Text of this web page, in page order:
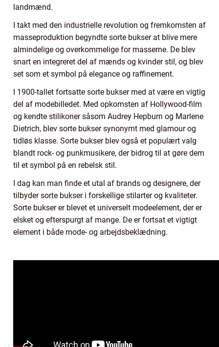
landmænd.
I takt med den industrielle revolution og fremkomsten af
masseproduktion begyndte sorte bukser at blive mere
almindelige og overkommelige for masserne. De blev
snart en integreret del af mænds og kvinder stil, og blev
set som et symbol på elegance og raffinement.
I 1900-tallet fortsatte sorte bukser med at være en vigtig
del af modebilledet. Med opkomsten af Hollywood-film
og kendte stilikoner såsom Audrey Hepburn og Marlene
Dietrich, blev sorte bukser synonymt med glamour og
tidløs klasse. Sorte bukser blev også et populært valg
blandt rock- og punkmusikere, der bidrog til at gøre dem
til et symbol på en rebelsk stil.
I dag kan man finde et utal af brands og designere, der
tilbyder sorte bukser i forskellige stilarter og kvaliteter.
Sorte bukser er blevet et universelt modeelement, der er
elsket og efterspurgt af mange. De er fortsat et vigtigt
element i både mode- og arbejdsbeklædning.